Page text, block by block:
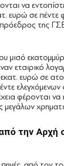
να
ευρώ σε πέντε
της
μισό
εταιρικό
ευρώ σε
ελεγχόμενων
φέρονται να
μεγάλων
την Αρχή